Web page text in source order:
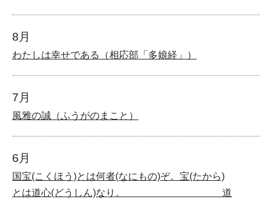
8月
わたしは幸せである（相応部「多娘経」）
7月
風雅の誠（ふうがのまこと）
6月
国宝(こくほう)とは何者(なにもの)ぞ。宝(たから)
とは道心(どうしん)なり。 道